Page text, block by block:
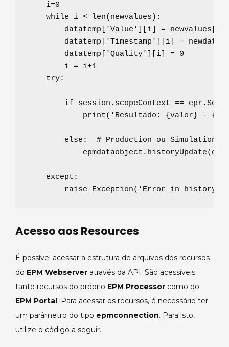
    i
=0
while i < len(newvalues):
        datatemp[
'Value ' ][i] = newvalues[i]
        datatemp[
'Timestamp ' ][i] =
        datatemp[
'Quality' ][i] = 0
        i
= i+1
try:
if session.scopeContext ==
print( ' Resultado: {valor} -
else : # Production ou Simulation
except :
raise
Exception( ' Error in
Acesso aos Resources
É possível acessar a estrutura de arquivos dos recursos
do EPM Webserver através da API. São acessíveis
tanto recursos do próprio EPM Processor como do
EPM Portal . Para acessar os recursos, é necessário ter
um parâmetro do tipo epmconnection. Para isto,
utilize o código a seguir.